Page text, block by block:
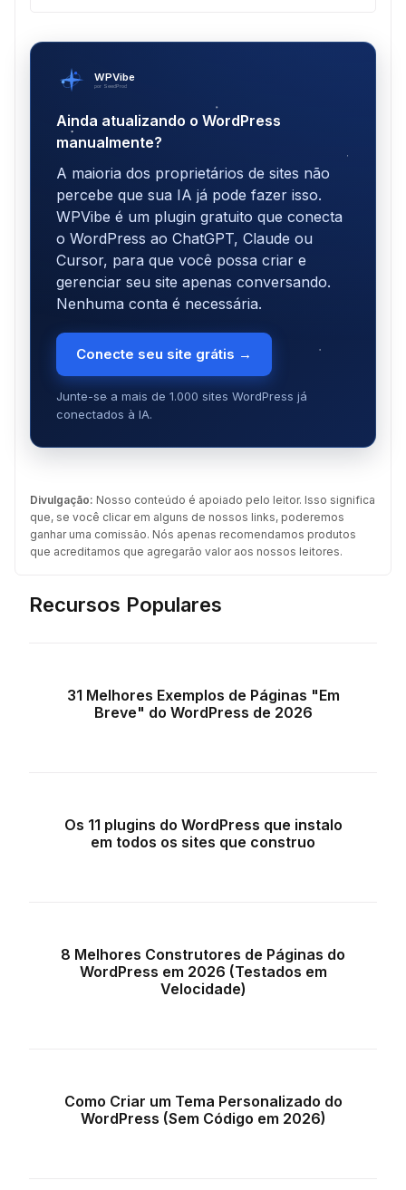
WPVibe
por SeedProd
Ainda atualizando o WordPress
manualmente?
A maioria dos proprietários de sites não
percebe que sua IA já pode fazer isso.
WPVibe é um plugin gratuito que conecta
o WordPress ao ChatGPT, Claude ou
Cursor, para que você possa criar e
gerenciar seu site apenas conversando.
Nenhuma conta é necessária.
Conecte seu site grátis →
Junte-se a mais de 1.000 sites WordPress já
conectados à IA.
Divulgação: Nosso conteúdo é apoiado pelo leitor. Isso significa
que, se você clicar em alguns de nossos links, poderemos
ganhar uma comissão. Nós apenas recomendamos produtos
que acreditamos que agregarão valor aos nossos leitores.
Recursos Populares
31 Melhores Exemplos de Páginas "Em
Breve" do WordPress de 2026
Os 11 plugins do WordPress que instalo
em todos os sites que construo
8 Melhores Construtores de Páginas do
WordPress em 2026 (Testados em
Velocidade)
Como Criar um Tema Personalizado do
WordPress (Sem Código em 2026)